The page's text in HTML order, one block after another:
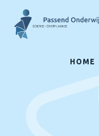
HOME